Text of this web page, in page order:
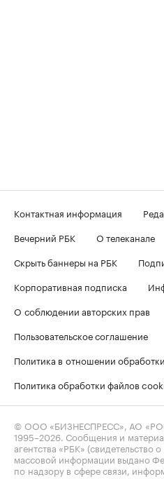
Контактная информация
Вечерний РБК
О телеканале
Скрыть баннеры на РБК
Корпоративная подписка
О соблюдении авторских прав
Пользовательское соглашение
Политика в отношении
Политика обработки файлов
© ООО «БИЗНЕСПРЕСС», АО
1995–2026 . Сообщения и
агентства «РБК» (свидетельство
массовой информации выдано
по надзору в сфере связи,